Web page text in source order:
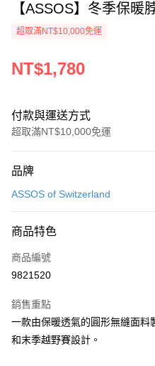
【ASSOS】冬季保暖
超取滿NT$10,000免運
NT$1,780
付款與運送方式
超取滿NT$10,000免運
信用卡一次付款
Apple Pay
ATM付款
全家取貨付款
每筆NT$90
品牌
ASSOS of Switzerland
商品特色
商品編號
9821520
銷售重點
一款由保暖透氣的圓形無縫面
和末季越野賽設計。